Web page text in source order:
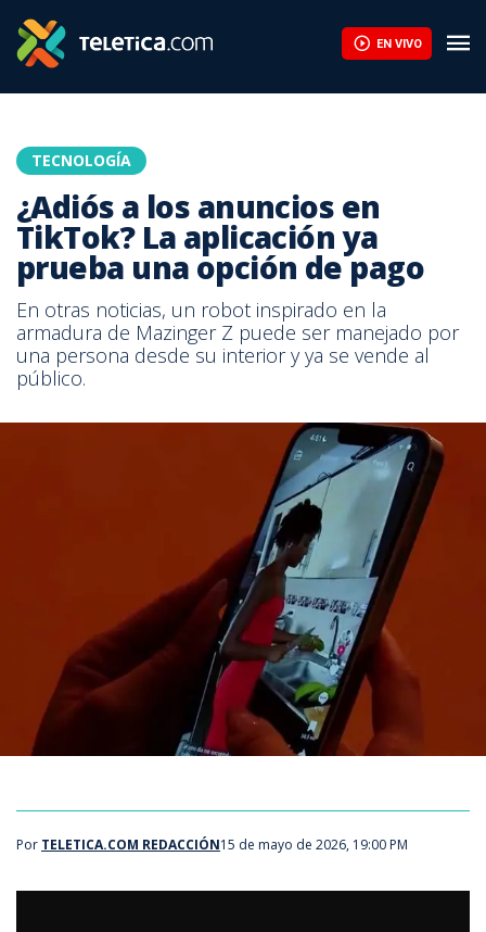
EN VIVO
TECNOLOGÍA
¿Adiós a los anuncios en
TikTok? La aplicación ya
prueba una opción de pago
En otras noticias, un robot inspirado en la
armadura de Mazinger Z puede ser manejado por
una persona desde su interior y ya se vende al
público.
Por TELETICA.COM REDACCIÓN15 de mayo de 2026, 19:00 PM